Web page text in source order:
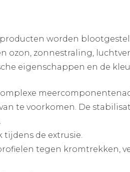
producten worden
ozon, zonnestraling,
eigenschappen en de
te voorkomen. De
de extrusie.
tegen kromtrekken,